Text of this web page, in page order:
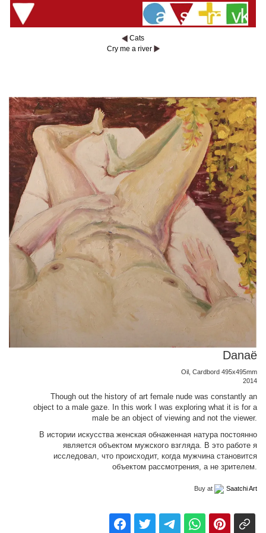
Cats
Cry me a river
Danaë
Oil, Cardbord 495x495mm
2014
Though out the history of art female nude was constantly an
object to a male gaze. In this work I was exploring what it is for a
male be an object of viewing and not the viewer.
В истории искусства женская обнаженная натура постоянно
является объектом мужского взгляда. В это работе я
исследовал, что происходит, когда мужчина становится
объектом рассмотрения, а не зрителем.
Buy at Saatchi Art